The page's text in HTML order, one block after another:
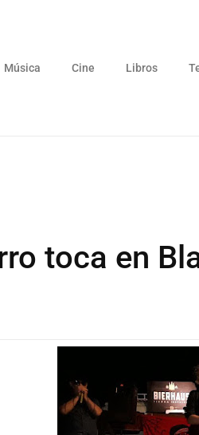
Música Cine Libros
toca en